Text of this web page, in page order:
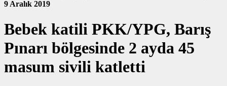
9 Aralık 2019
Bebek katili PKK/YPG, Barış
Pınarı bölgesinde 2 ayda 45
masum sivili katletti